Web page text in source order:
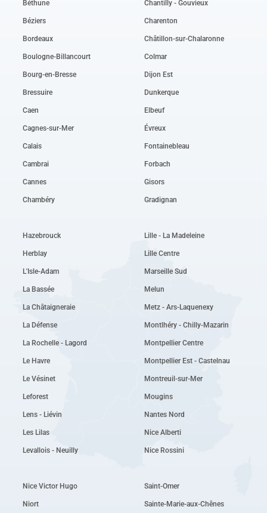
Béthune
Béziers
Bordeaux
Boulogne-Billancourt
Bourg-en-Bresse
Bressuire
Caen
Cagnes-sur-Mer
Calais
Cambrai
Cannes
Chambéry
Chantilly - Gouvieux
Charenton
Châtillon-sur-Chalaronne
Colmar
Dijon Est
Dunkerque
Elbeuf
Évreux
Fontainebleau
Forbach
Gisors
Gradignan
Hazebrouck
Herblay
L'Isle-Adam
La Bassée
La Châtaigneraie
La Défense
La Rochelle - Lagord
Le Havre
Le Vésinet
Leforest
Lens - Liévin
Les Lilas
Levallois - Neuilly
Lille - La Madeleine
Lille Centre
Marseille Sud
Melun
Metz - Ars-Laquenexy
Montlhéry - Chilly-Mazarin
Montpellier Centre
Montpellier Est - Castelnau
Montreuil-sur-Mer
Mougins
Nantes Nord
Nice Alberti
Nice Rossini
Nice Victor Hugo
Niort
Saint-Omer
Sainte-Marie-aux-Chênes